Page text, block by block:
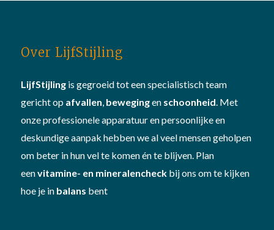
Over LijfStijling
LijfStijlingis gegroeid tot een specialistisch team
gericht op afvallen, bewegingen schoonheid. Met
onze professionele apparatuur en persoonlijke en
deskundige aanpak hebben we al veel mensen geholpen
om beter in hun vel te komen én te blijven. Plan
eenvitamine- en mineralencheckbij ons om te kijken
hoe je in balans bent